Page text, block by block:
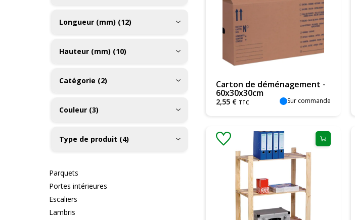
Longueur (mm) (12)
Hauteur (mm) (10)
Catégorie (2)
Couleur (3)
Type de produit (4)
Parquets
Portes intérieures
Escaliers
Lambris
Carton de déménagement -
60x30x30cm
2,55 € TTC Sur commande